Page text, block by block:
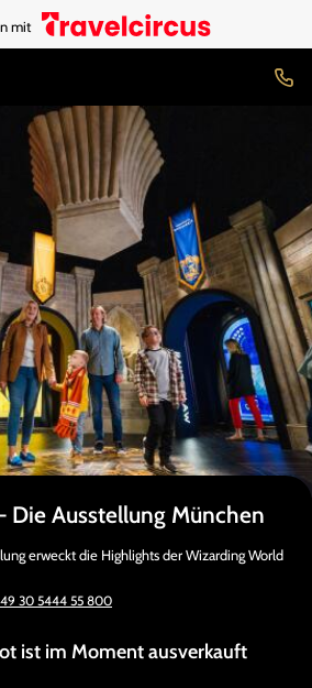
mit
Die Ausstellung München
erweckt die Highlights der Wizarding World
30 5444 55 800
ist im Moment ausverkauft